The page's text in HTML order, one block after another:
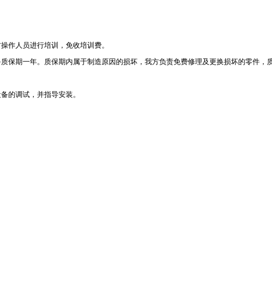
作人员进行培训，免收培训费。
保期一年。质保期内属于制造原因的损坏，我方负责免费修理及更换损坏的零件，
的调试，并指导安装。